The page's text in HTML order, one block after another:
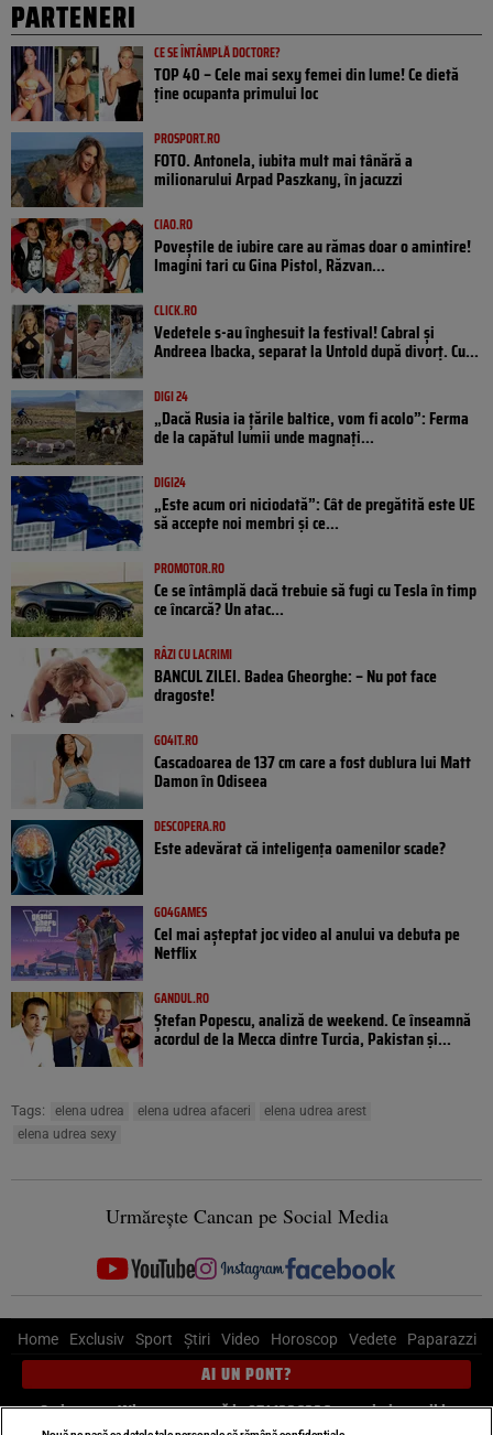
PARTENERI
CE SE ÎNTÂMPLĂ DOCTORE?
TOP 40 – Cele mai sexy femei din lume! Ce dietă
ține ocupanta primului loc
PROSPORT.RO
FOTO. Antonela, iubita mult mai tânără a
milionarului Arpad Paszkany, în jacuzzi
CIAO.RO
Poveştile de iubire care au rămas doar o amintire!
Imagini tari cu Gina Pistol, Răzvan...
CLICK.RO
Vedetele s-au înghesuit la festival! Cabral și
Andreea Ibacka, separat la Untold după divorț. Cu...
DIGI 24
„Dacă Rusia ia țările baltice, vom fi acolo”: Ferma
de la capătul lumii unde magnați...
DIGI24
„Este acum ori niciodată”: Cât de pregătită este UE
să accepte noi membri și ce...
PROMOTOR.RO
Ce se întâmplă dacă trebuie să fugi cu Tesla în timp
ce încarcă? Un atac...
RÂZI CU LACRIMI
BANCUL ZILEI. Badea Gheorghe: – Nu pot face
dragoste!
GO4IT.RO
Cascadoarea de 137 cm care a fost dublura lui Matt
Damon în Odiseea
DESCOPERA.RO
Este adevărat că inteligența oamenilor scade?
GO4GAMES
Cel mai așteptat joc video al anului va debuta pe
Netflix
GANDUL.RO
Ștefan Popescu, analiză de weekend. Ce înseamnă
acordul de la Mecca dintre Turcia, Pakistan şi...
Tags: elena udrea elena udrea afaceri
elena udrea arest
elena udrea sexy
Urmărește Cancan pe Social Media
Home Exclusiv Sport Știri Video Horoscop Vedete Paparazzi
AI UN PONT?
Scrie-ne pe Whatsapp, sună la 0741226226 sau trimite mail la